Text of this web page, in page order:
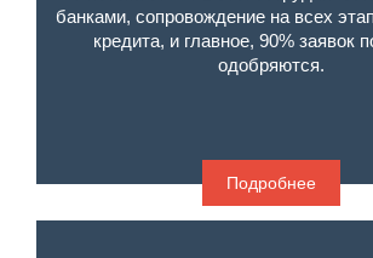
банками, сопровождение на всех
кредита, и главное, 90% заявок
одобряются.
Подробнее